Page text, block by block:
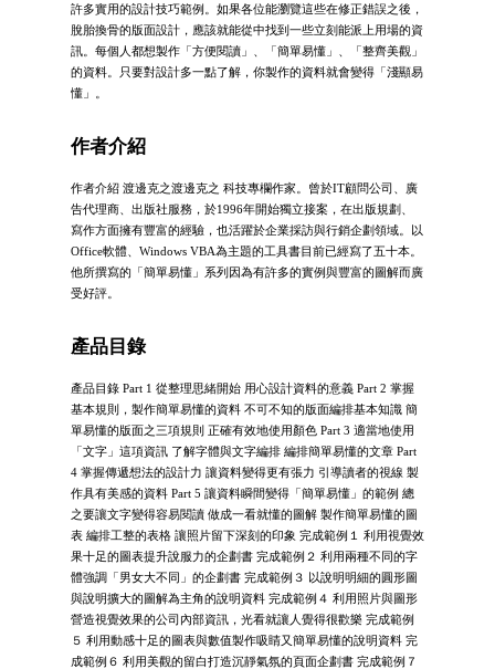
許多實用的設計技巧範例。如果各位能瀏覽這些在修正錯誤之後，
脫胎換骨的版面設計，應該就能從中找到一些立刻能派上用場的資
訊。每個人都想製作「方便閱讀」、「簡單易懂」、「整齊美觀」
的資料。只要對設計多一點了解，你製作的資料就會變得「淺顯易
懂」。
作者介紹
作者介紹 渡邊克之渡邊克之 科技專欄作家。曾於IT顧問公司、廣
告代理商、出版社服務，於1996年開始獨立接案，在出版規劃、
寫作方面擁有豐富的經驗，也活躍於企業採訪與行銷企劃領域。以
Office軟體、Windows VBA為主題的工具書目前已經寫了五十本。
他所撰寫的「簡單易懂」系列因為有許多的實例與豐富的圖解而廣
受好評。
產品目錄
產品目錄 Part 1 從整理思緒開始 用心設計資料的意義 Part 2 掌握
基本規則，製作簡單易懂的資料 不可不知的版面編排基本知識 簡
單易懂的版面之三項規則 正確有效地使用顏色 Part 3 適當地使用
「文字」這項資訊 了解字體與文字編排 編排簡單易懂的文章 Part
4 掌握傳遞想法的設計力 讓資料變得更有張力 引導讀者的視線 製
作具有美感的資料 Part 5 讓資料瞬間變得「簡單易懂」的範例 總
之要讓文字變得容易閱讀 做成一看就懂的圖解 製作簡單易懂的圖
表 編排工整的表格 讓照片留下深刻的印象 完成範例１ 利用視覺效
果十足的圖表提升說服力的企劃書 完成範例２ 利用兩種不同的字
體強調「男女大不同」的企劃書 完成範例３ 以說明明細的圓形圖
與說明擴大的圖解為主角的說明資料 完成範例４ 利用照片與圖形
營造視覺效果的公司內部資訊，光看就讓人覺得很歡樂 完成範例
５ 利用動感十足的圖表與數值製作吸睛又簡單易懂的說明資料 完
成範例６ 利用美觀的留白打造沉靜氣氛的頁面企劃書 完成範例７